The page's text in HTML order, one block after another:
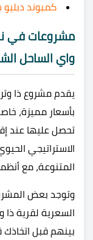
كمبوند
مشروعات في
واي الساحل
يقدم مشروع ذا
بأسعار مميزة،
تحصل عليها عند
الاستراتيجي
المتنوعة، مع
وتوجد بعض
السعرية لقرية ذا
بينهم قبل